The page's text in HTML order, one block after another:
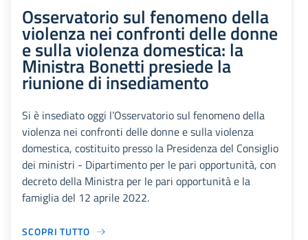
Osservatorio sul fenomeno della
violenza nei confronti delle donne
e sulla violenza domestica: la
Ministra Bonetti presiede la
riunione di insediamento
Si è insediato oggi l’Osservatorio sul fenomeno della
violenza nei confronti delle donne e sulla violenza
domestica, costituito presso la Presidenza del Consiglio
dei ministri - Dipartimento per le pari opportunità, con
decreto della Ministra per le pari opportunità e la
famiglia del 12 aprile 2022.
SCOPRI TUTTO